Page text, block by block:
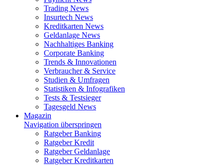
Trading News
Insurtech News
Kreditkarten News
Geldanlage News
Nachhaltiges Banking
Corporate Banking
Trends & Innovationen
Verbraucher & Service
Studien & Umfragen
Statistiken & Infografiken
Tests & Testsieger
Tagesgeld News
Magazin
Navigation überspringen
Ratgeber Banking
Ratgeber Kredit
Ratgeber Geldanlage
Ratgeber Kreditkarten